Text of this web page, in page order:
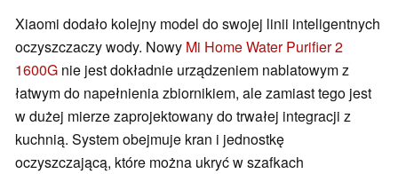
Xiaomi dodało kolejny model do swojej linii inteligentnych
oczyszczaczy wody. Nowy Mi Home Water Purifier 2
1600G nie jest dokładnie urządzeniem nablatowym z
łatwym do napełnienia zbiornikiem, ale zamiast tego jest
w dużej mierze zaprojektowany do trwałej integracji z
kuchnią. System obejmuje kran i jednostkę
oczyszczającą, które można ukryć w szafkach